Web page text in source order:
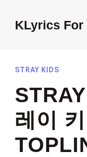
contentKLyrics For
STRAY KIDS
레이